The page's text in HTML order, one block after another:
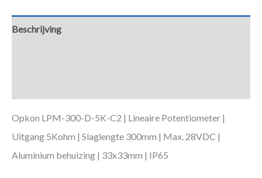
Beschrijving
Opkon LPM-300-D-5K-C2 | Lineaire Potentiometer |
Uitgang 5Kohm | Slaglengte 300mm | Max. 28VDC |
Aluminium behuizing | 33x33mm | IP65